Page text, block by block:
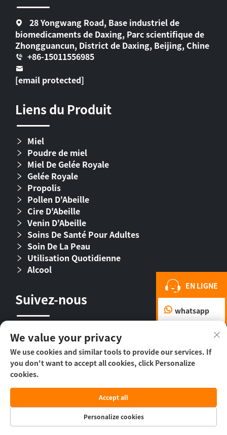
EN LIGNE
whatsapp
28 Yongwang Road, Base industriel de
biomedicaments de Daxing, Parc scientifique de
Zhongguancun, District de Daxing, Beijing, Chine
+86-15011556985
[email protected]
Liens du Produit
Miel
Poudre de miel
Miel De Gelée Royale
Gelée Royale
Propolis
Pollen D'Abeille
Cire D'Abeille
Venin D'Abeille
Soins De Santé Pour Adultes
Soin De La Peau
Utilisation Quotidienne
Alcool
Suivez-nous
Droit d’auteur © 2026 Beijing Beehall Biological
Pharmaceutical Co., Ltd. -
confidentialité
We value your privacy
We use cookies and similar tools to provide our services. If
you don't want to accept all cookies, click Personalize
cookies.
Personalize cookies
Accept all